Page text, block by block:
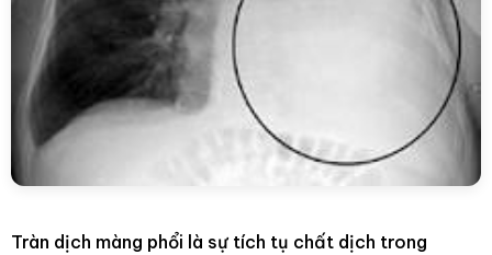
Tràn dịch màng phổi là sự tích tụ chất dịch trong